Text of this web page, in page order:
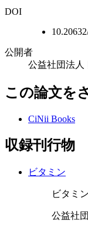
DOI
公開者
公益社団法人
この論文を
CiNii Books
収録刊行物
ビタミン
ビタミ
公益社